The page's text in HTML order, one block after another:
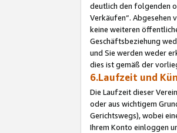
deutlich den folgenden
Verkäufen“. Abgesehen
keine weiteren
Geschäftsbeziehung
und Sie werden weder
dies ist gemäß der
6.Laufzeit und
Die Laufzeit dieser
oder aus wichtigem
Gerichtswegs), wobei
Ihrem Konto einloggen